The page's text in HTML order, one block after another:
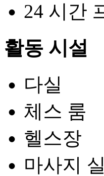
24 시간
활동 시설
다실
체스 룸
헬스장
마사지 실